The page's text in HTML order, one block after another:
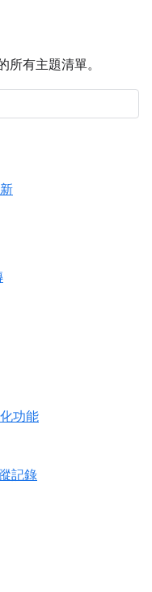
所有主題清單。
功能
記錄